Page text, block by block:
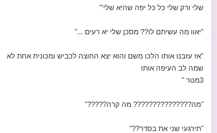
שלי ורק שלי כל כל יפה שהיא שלי'"
"יאוו מה עשיתם לו?? מסכן שלי יא רעים ..."
"אז עזבנו אותו הלכו משם והוא יצא החוצה לכביש ומכונית אחת לא
שמה לב העיפה אותו
3מטר "
"מה??????????????? מה קרה?????"
"תירגעי שני את בסדר??"